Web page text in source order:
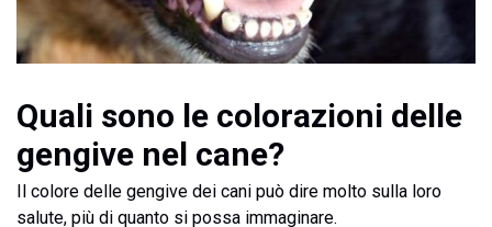
Quali sono le colorazioni delle
gengive nel cane?
Il colore delle gengive dei cani può dire molto sulla loro
salute, più di quanto si possa immaginare.